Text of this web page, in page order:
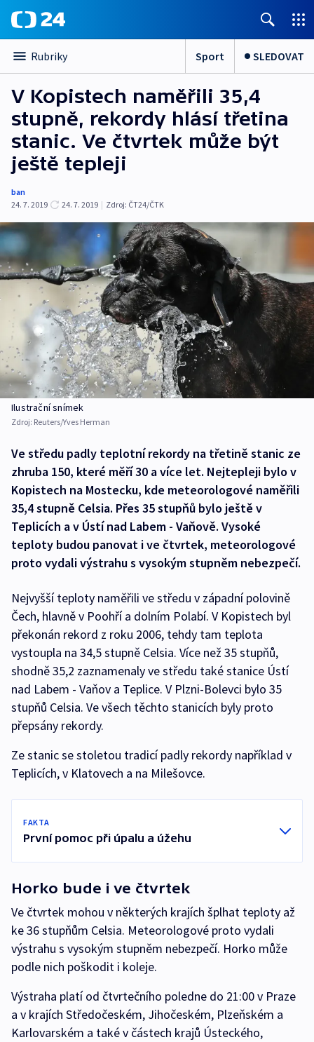
Rubriky Sport SLEDOVAT
V Kopistech naměřili 35,4
stupně, rekordy hlásí třetina
stanic. Ve čtvrtek může být
ještě tepleji
ban
24. 7. 2019
24. 7. 2019 | Zdroj: ČT24/ČTK
Ilustrační snímek
Zdroj: Reuters/Yves Herman
Ve středu padly teplotní rekordy na třetině stanic ze
zhruba 150, které měří 30 a více let. Nejtepleji bylo v
Kopistech na Mostecku, kde meteorologové naměřili
35,4 stupně Celsia. Přes 35 stupňů bylo ještě v
Teplicích a v Ústí nad Labem - Vaňově. Vysoké
teploty budou panovat i ve čtvrtek, meteorologové
proto vydali výstrahu s vysokým stupněm nebezpečí.
Nejvyšší teploty naměřili ve středu v západní polovině
Čech, hlavně v Poohří a dolním Polabí. V Kopistech byl
překonán rekord z roku 2006, tehdy tam teplota
vystoupla na 34,5 stupně Celsia. Více než 35 stupňů,
shodně 35,2 zaznamenaly ve středu také stanice Ústí
nad Labem - Vaňov a Teplice. V Plzni-Bolevci bylo 35
stupňů Celsia. Ve všech těchto stanicích byly proto
přepsány rekordy.
Ze stanic se stoletou tradicí padly rekordy například v
Teplicích, v Klatovech a na Milešovce.
FAKTA
První pomoc při úpalu a úžehu
Horko bude i ve čtvrtek
Ve čtvrtek mohou v některých krajích šplhat teploty až
ke 36 stupňům Celsia. Meteorologové proto vydali
výstrahu s vysokým stupněm nebezpečí. Horko může
podle nich poškodit i koleje.
Výstraha platí od čtvrtečního poledne do 21:00 v Praze
a v krajích Středočeském, Jihočeském, Plzeňském a
Karlovarském a také v částech krajů Ústeckého,